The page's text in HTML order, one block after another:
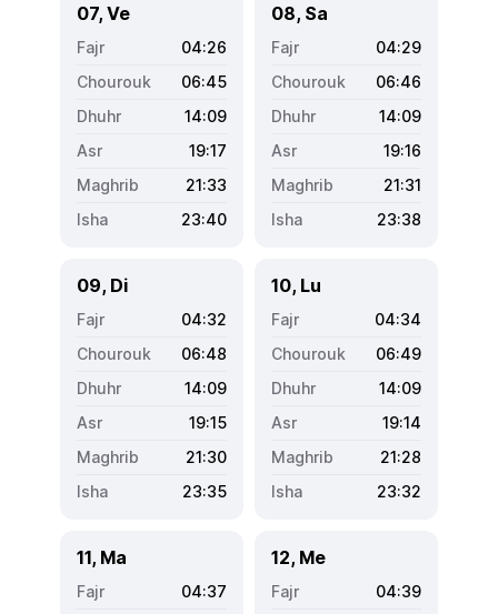
07, Ve
04:26
06:45
14:09
19:17
21:33
23:40
08, Sa
04:29
06:46
14:09
19:16
21:31
23:38
09, Di
04:32
06:48
14:09
19:15
21:30
23:35
10, Lu
04:34
06:49
14:09
19:14
21:28
23:32
11, Ma
04:37
12, Me
04:39